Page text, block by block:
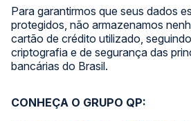
Para garantirmos que seus dados
protegidos, não armazenamos
cartão de crédito utilizado,
criptografia e de segurança das
bancárias do Brasil.
CONHEÇA O GRUPO QP: